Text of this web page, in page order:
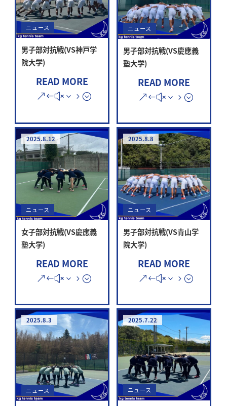
ニュース
男子部対抗戦(VS神戸学
院大学)
READ MORE
ニュース
男子部対抗戦(VS慶應義
塾大学)
READ MORE
2025.8.12
ニュース
女子部対抗戦(VS慶應義
塾大学)
READ MORE
2025.8.8
ニュース
男子部対抗戦(VS青山学
院大学)
READ MORE
2025.8.3
ニュース
2025.7.22
ニュース